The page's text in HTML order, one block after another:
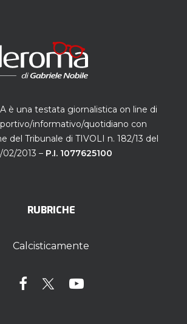
è una testata giornalistica on line di
informativo/quotidiano con
del Tribunale di TIVOLI n. 182/13 del
02/2013 – P.I. 1077625100
RUBRICHE
Calcisticamente